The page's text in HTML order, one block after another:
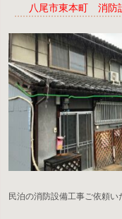
八尾市東本町 消防
民泊の消防設備工事ご依頼い